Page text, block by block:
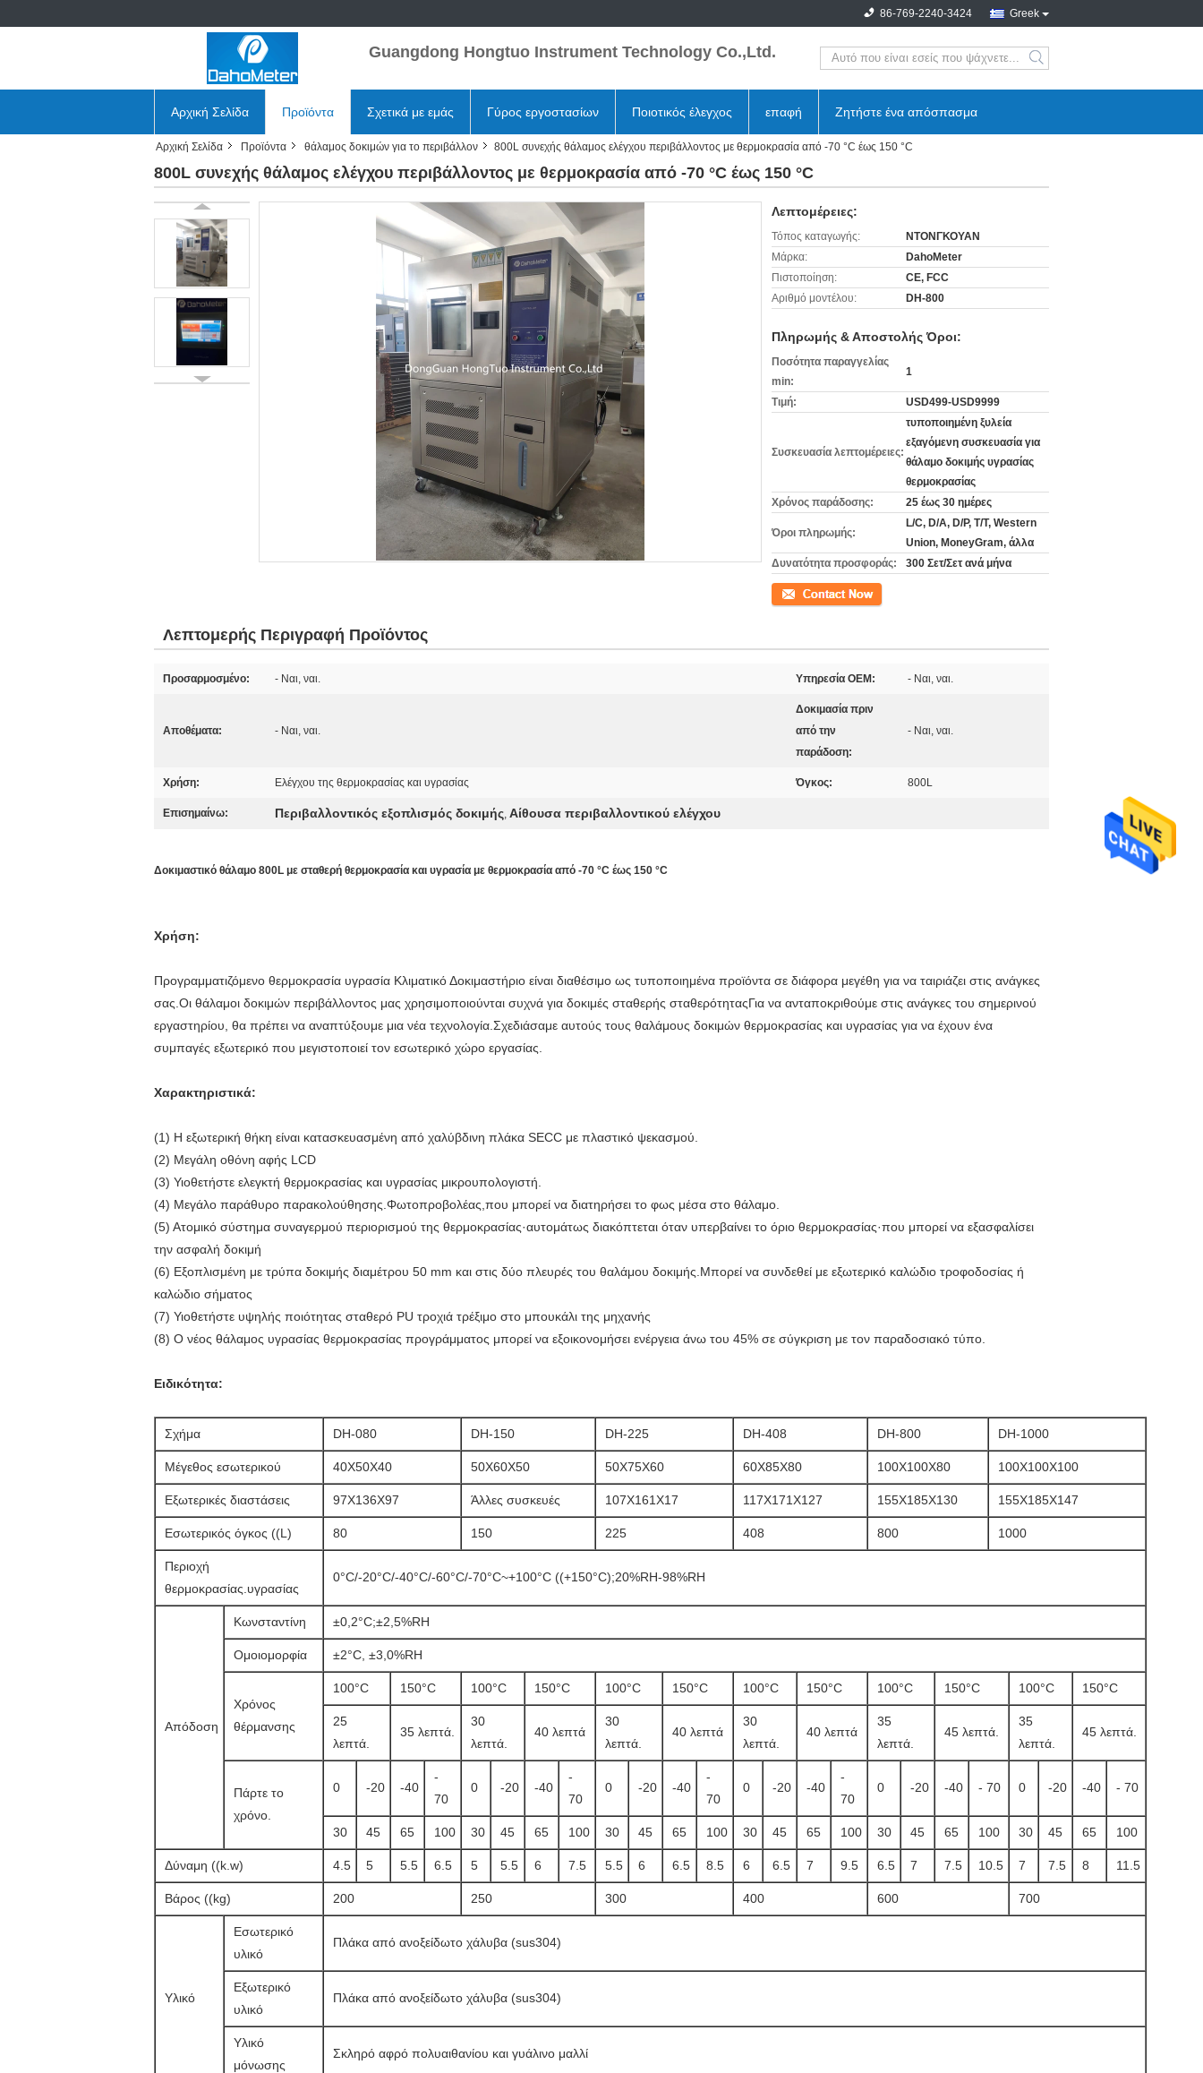
Greek
86-769-2240-3424
Guangdong Hongtuo Instrument Technology Co.,Ltd.
search
Αρχική Σελίδα Προϊόντα Σχετικά με εμάς Γύρος εργοστασίων Ποιοτικός έλεγχος επαφή Ζητήστε ένα απόσπασμα
Αρχική Σελίδα Προϊόντα θάλαμος δοκιμών για το περιβάλλον 800L συνεχής θάλαμος ελέγχου περιβάλλοντος με θερμοκρασία από -70 °C έως 150 °C
800L συνεχής θάλαμος ελέγχου περιβάλλοντος με θερμοκρασία από -70 °C έως 150 °C
Λεπτομέρειες:
Τόπος καταγωγής:
ΝΤΟΝΓΚΟΥΑΝ
Μάρκα:
DahoMeter
Πιστοποίηση:
CE, FCC
Αριθμό μοντέλου:
DH-800
Πληρωμής & Αποστολής Όροι:
Ποσότητα παραγγελίας
min:
1
Τιμή: USD499-USD9999
Συσκευασία λεπτομέρειες:
τυποποιημένη ξυλεία
εξαγόμενη συσκευασία για
θάλαμο δοκιμής υγρασίας
θερμοκρασίας
Χρόνος παράδοσης:
25 έως 30 ημέρες
Όροι πληρωμής:
L/C, D/A, D/P, T/T, Western
Union, MoneyGram, άλλα
Δυνατότητα προσφοράς:
300 Σετ/Σετ ανά μήνα
Επικοινωνία
Λεπτομερής Περιγραφή Προϊόντος
Προσαρμοσμένο: - Ναι, ναι. Υπηρεσία OEM: - Ναι, ναι.
Αποθέματα: - Ναι, ναι.
Δοκιμασία πριν
από την
παράδοση:
- Ναι, ναι.
Χρήση: Ελέγχου της θερμοκρασίας και υγρασίας Όγκος: 800L
Επισημαίνω: Περιβαλλοντικός εξοπλισμός δοκιμής, Αίθουσα περιβαλλοντικού ελέγχου
Δοκιμαστικό θάλαμο 800L με σταθερή θερμοκρασία και υγρασία με θερμοκρασία από -70 °C έως 150 °C
Χρήση:
Προγραμματιζόμενο θερμοκρασία υγρασία Κλιματικό Δοκιμαστήριο είναι διαθέσιμο ως τυποποιημένα προϊόντα σε διάφορα μεγέθη για να ταιριάζει στις ανάγκες
σας.Οι θάλαμοι δοκιμών περιβάλλοντος μας χρησιμοποιούνται συχνά για δοκιμές σταθερής σταθερότηταςΓια να ανταποκριθούμε στις ανάγκες του σημερινού
εργαστηρίου, θα πρέπει να αναπτύξουμε μια νέα τεχνολογία.Σχεδιάσαμε αυτούς τους θαλάμους δοκιμών θερμοκρασίας και υγρασίας για να έχουν ένα
συμπαγές εξωτερικό που μεγιστοποιεί τον εσωτερικό χώρο εργασίας.
Χαρακτηριστικά:
(1) Η εξωτερική θήκη είναι κατασκευασμένη από χαλύβδινη πλάκα SECC με πλαστικό ψεκασμού.
(2) Μεγάλη οθόνη αφής LCD
(3) Υιοθετήστε ελεγκτή θερμοκρασίας και υγρασίας μικρουπολογιστή.
(4) Μεγάλο παράθυρο παρακολούθησης.Φωτοπροβολέας,που μπορεί να διατηρήσει το φως μέσα στο θάλαμο.
(5) Ατομικό σύστημα συναγερμού περιορισμού της θερμοκρασίας·αυτομάτως διακόπτεται όταν υπερβαίνει το όριο θερμοκρασίας·που μπορεί να εξασφαλίσει
την ασφαλή δοκιμή
(6) Εξοπλισμένη με τρύπα δοκιμής διαμέτρου 50 mm και στις δύο πλευρές του θαλάμου δοκιμής.Μπορεί να συνδεθεί με εξωτερικό καλώδιο τροφοδοσίας ή
καλώδιο σήματος
(7) Υιοθετήστε υψηλής ποιότητας σταθερό PU τροχιά τρέξιμο στο μπουκάλι της μηχανής
(8) Ο νέος θάλαμος υγρασίας θερμοκρασίας προγράμματος μπορεί να εξοικονομήσει ενέργεια άνω του 45% σε σύγκριση με τον παραδοσιακό τύπο.
Ειδικότητα:
Σχήμα DH-080 DH-150 DH-225 DH-408 DH-800 DH-1000
Μέγεθος εσωτερικού 40X50X40 50X60X50 50X75X60 60X85X80 100X100X80 100X100X100
Εξωτερικές διαστάσεις 97X136X97 Άλλες συσκευές 107X161X17 117X171X127 155X185X130 155X185X147
Εσωτερικός όγκος ((L) 80 150 225 408 800 1000
Περιοχή
θερμοκρασίας.υγρασίας
0°C/-20°C/-40°C/-60°C/-70°C~+100°C ((+150°C);20%RH-98%RH
Απόδοση
Κωνσταντίνη ±0,2°C;±2,5%RH
Ομοιομορφία ±2°C, ±3,0%RH
Χρόνος
θέρμανσης
100°C 150°C 100°C 150°C 100°C 150°C 100°C 150°C 100°C 150°C 100°C 150°C
25
λεπτά.
35 λεπτά.
30
λεπτά.
40 λεπτά
30
λεπτά.
40 λεπτά
30
λεπτά.
40 λεπτά
35
λεπτά.
45 λεπτά.
35
λεπτά.
45 λεπτά.
Πάρτε το
χρόνο.
0 -20 -40
-
70
0 -20 -40
-
70
0 -20 -40
-
70
0 -20 -40
-
70
0 -20 -40 - 70 0 -20 -40 - 70
30 45 65 100 30 45 65 100 30 45 65 100 30 45 65 100 30 45 65 100 30 45 65 100
Δύναμη ((k.w) 4.5 5 5.5 6.5 5 5.5 6 7.5 5.5 6 6.5 8.5 6 6.5 7 9.5 6.5 7 7.5 10.5 7 7.5 8 11.5
Βάρος ((kg) 200 250 300 400 600 700
Υλικό
Εσωτερικό
υλικό
Πλάκα από ανοξείδωτο χάλυβα (sus304)
Εξωτερικό
υλικό
Πλάκα από ανοξείδωτο χάλυβα (sus304)
Υλικό
μόνωσης
Σκληρό αφρό πολυαιθανίου και γυάλινο μαλλί